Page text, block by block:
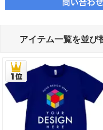
アイテム一覧を並び